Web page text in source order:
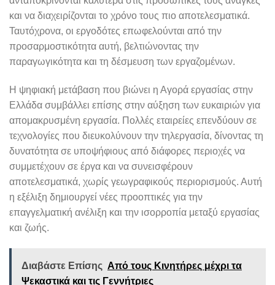
και να διαχειρίζονται το χρόνο τους πιο αποτελεσματικά.
Ταυτόχρονα, οι εργοδότες επωφελούνται από την
προσαρμοστικότητα αυτή, βελτιώνοντας την
παραγωγικότητα και τη δέσμευση των εργαζομένων.
Η ψηφιακή μετάβαση που βιώνει η Αγορά εργασίας στην
Ελλάδα συμβάλλει επίσης στην αύξηση των ευκαιριών για
απομακρυσμένη εργασία. Πολλές εταιρείες επενδύουν σε
τεχνολογίες που διευκολύνουν την τηλεργασία, δίνοντας τη
δυνατότητα σε υποψήφιους από διάφορες περιοχές να
συμμετέχουν σε έργα και να συνεισφέρουν
αποτελεσματικά, χωρίς γεωγραφικούς περιορισμούς. Αυτή
η εξέλιξη δημιουργεί νέες προοπτικές για την
επαγγελματική ανέλιξη και την ισορροπία μεταξύ εργασίας
και ζωής.
Διαβάστε Επίσης Από τους Κινητήρες μέχρι τα
Ψεκαστικά και τις Γεννήτριες